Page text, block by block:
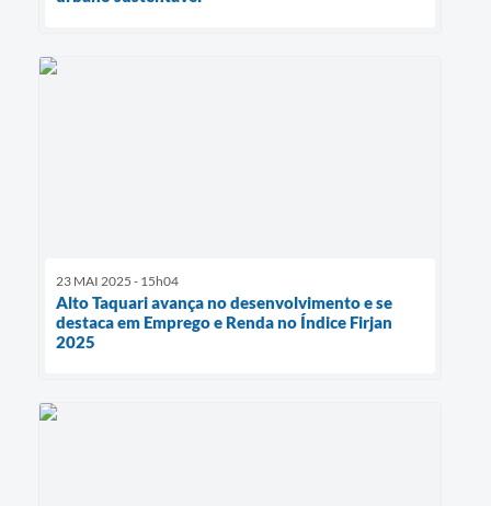
23 MAI 2025 - 15h04
Alto Taquari avança no desenvolvimento e se
destaca em Emprego e Renda no Índice Firjan
2025